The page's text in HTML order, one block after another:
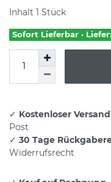
Inhalt 1 Stück
Sofort Lieferbar ·
✓ Kostenloser Versand
Post
✓ 30 Tage
Widerrufsrecht